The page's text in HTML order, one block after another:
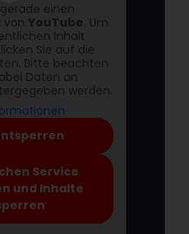
einen
von YouTube . Um
Inhalt
Sie auf die
Bitte beachten
Daten an
werden.
Service
und Inhalte